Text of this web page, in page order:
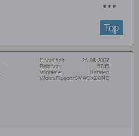
Top
Dabei seit:
26.08.2007
Beiträge:
5745
Vorname:
Karsten
Wohn/Flugort: SMACKZONE